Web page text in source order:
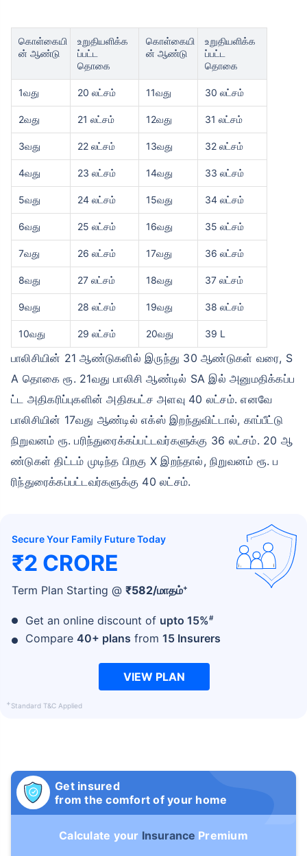
கொள்கையி
ன் ஆண்டு
உறுதியளிக்க
ப்பட்ட
தொகை
கொள்கையி
ன் ஆண்டு
உறுதியளிக்க
ப்பட்ட
தொகை
1வது 20 லட்சம் 11வது 30 லட்சம்
2வது 21 லட்சம் 12வது 31 லட்சம்
3வது 22 லட்சம் 13வது 32 லட்சம்
4வது 23 லட்சம் 14வது 33 லட்சம்
5வது 24 லட்சம் 15வது 34 லட்சம்
6வது 25 லட்சம் 16வது 35 லட்சம்
7வது 26 லட்சம் 17வது 36 லட்சம்
8வது 27 லட்சம் 18வது 37 லட்சம்
9வது 28 லட்சம் 19வது 38 லட்சம்
10வது 29 லட்சம் 20வது 39 L
பாலிசியின் 21 ஆண்டுகளில் இருந்து 30 ஆண்டுகள் வரை, S
A தொகை ரூ. 21வது பாலிசி ஆண்டில் SA இல் அனுமதிக்கப்ப
ட்ட அதிகரிப்புகளின் அதிகபட்ச அளவு 40 லட்சம். எனவே
பாலிசியின் 17வது ஆண்டில் எக்ஸ் இறந்துவிட்டால், காப்பீட்டு
நிறுவனம் ரூ. பரிந்துரைக்கப்பட்டவர்களுக்கு 36 லட்சம். 20 ஆ
ண்டுகள் திட்டம் முடிந்த பிறகு X இறந்தால், நிறுவனம் ரூ. ப
ரிந்துரைக்கப்பட்டவர்களுக்கு 40 லட்சம்.
Secure Your Family Future Today
₹2 CRORE
Term Plan Starting @ ₹582/மாதம்+
Get an online discount of upto 15%#
Compare 40+ plans from 15 Insurers
VIEW PLAN
+Standard T&C Applied
Get insured
from the comfort of your home
Calculate your Insurance Premium